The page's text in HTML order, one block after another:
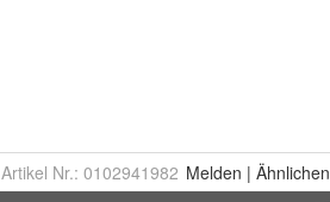
Artikel Nr.: 0102941982 Melden | Ähnlichen